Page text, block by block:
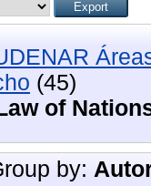
(45)
of
by: